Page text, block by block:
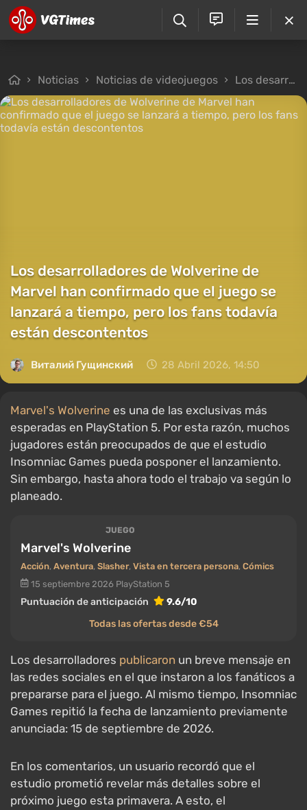
Noticias Noticias de videojuegos Los desarrolladores de Wolverine de Marvel han confirmado que el juego se lanzará a tiempo, pero los fans todavía están descontentos
Los desarrolladores de Wolverine de
Marvel han confirmado que el juego se
lanzará a tiempo, pero los fans todavía
están descontentos
Виталий Гущинский 28 Abril 2026, 14:50
Marvel's Wolverine es una de las exclusivas más
esperadas en PlayStation 5. Por esta razón, muchos
jugadores están preocupados de que el estudio
Insomniac Games pueda posponer el lanzamiento.
Sin embargo, hasta ahora todo el trabajo va según lo
planeado.
JUEGO
Marvel's Wolverine
Acción, Aventura, Slasher, Vista en tercera persona, Cómics
15 septiembre 2026 PlayStation 5
Puntuación de anticipación
9.6/10
Todas las ofertas desde €54
Los desarrolladores publicaron un breve mensaje en
las redes sociales en el que instaron a los fanáticos a
prepararse para el juego. Al mismo tiempo, Insomniac
Games repitió la fecha de lanzamiento previamente
anunciada: 15 de septiembre de 2026.
En los comentarios, un usuario recordó que el
estudio prometió revelar más detalles sobre el
próximo juego esta primavera. A esto, el